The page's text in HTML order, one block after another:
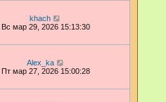
khach
Вс мар 29, 2026 15:13:30
Alex_ka
Пт мар 27, 2026 15:00:28